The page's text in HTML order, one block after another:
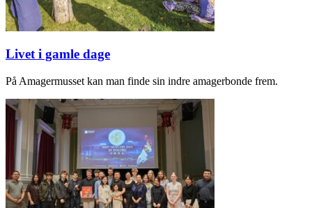
Livet i gamle dage
På Amagermusset kan man finde sin indre amagerbonde frem.